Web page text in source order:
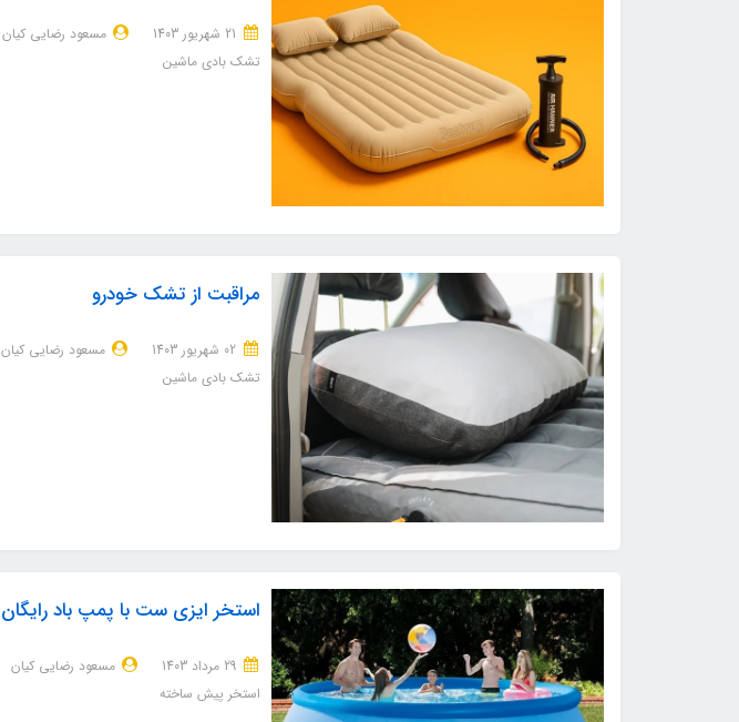
مسعود رضایی کیان
تشک بادی ماشین
مراقبت از تشک خودرو
مسعود رضایی کیان
تشک بادی ماشین
استخر ایزی ست با پمپ باد رایگان
مسعود رضایی کیان
استخر پیش ساخته